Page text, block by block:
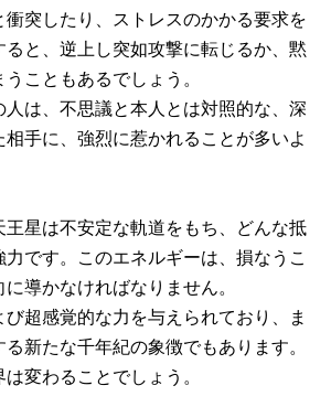
衝突したり、ストレスのかかる要求を
ると、逆上し突如攻撃に転じるか、黙
こともあるでしょう。
人は、不思議と本人とは対照的な、深
相手に、強烈に惹かれることが多いよ
王星は不安定な軌道をもち、どんな抵
です。このエネルギーは、損なうこ
導かなければなりません。
超感覚的な力を与えられており、ま
新たな千年紀の象徴でもあります。
変わることでしょう。